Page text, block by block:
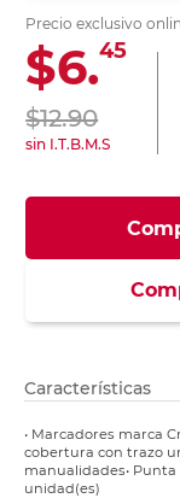
Precio exclusivo
$6.45
$12.90
sin I.T.B.M.S
Características
• Marcadores marca
cobertura con trazo
manualidades•
unidad(es)